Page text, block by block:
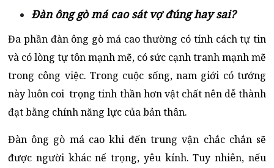
Đàn ông gò má cao sát vợ đúng hay sai?
Đa phần đàn ông gò má cao thường có tính cách tự tin
và có lòng tự tôn mạnh mẽ, có sức cạnh tranh mạnh mẽ
trong công việc. Trong cuộc sống, nam giới có tướng
này luôn coi trọng tinh thần hơn vật chất nên dễ thành
đạt bằng chính năng lực của bản thân.
Đàn ông gò má cao khi đến trung vận chắc chắn sẽ
được người khác nể trọng, yêu kính. Tuy nhiên, nếu